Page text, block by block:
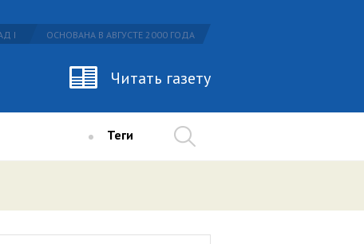
I ОСНОВАНА В АВГУСТЕ 2000 ГОДА
Читать газету
Теги